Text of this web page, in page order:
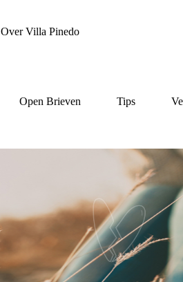
Over Villa Pinedo
Open Brieven Tips